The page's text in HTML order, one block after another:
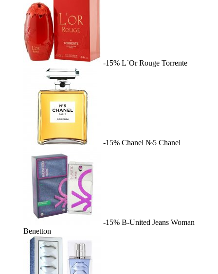
-15% L`Or Rouge Torrente
-15% Chanel №5 Chanel
-15% B-United Jeans Woman
Benetton